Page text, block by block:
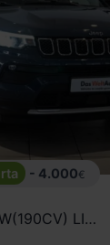
- 4.000€
4XE 1.3 PHEV 140KW(190CV) LIMITED AT AWD